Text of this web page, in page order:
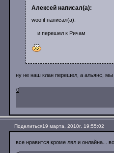
Алексей написал(а):
woofit написал(а):
и перешел к Ричам
ну не наш клан перешел, а альянс,
0
Поделиться19 марта, 2010г. 19:55:02
все нравится кроме лвл и онлайна...